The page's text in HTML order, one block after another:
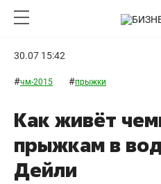
30.07 15:42
#чм-2015 #прыжки
Как живёт
прыжкам в
Дейли